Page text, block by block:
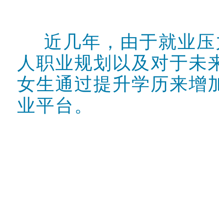
近几年，由于就业压
人职业规划以及对于未
女生通过提升学历来增
业平台。